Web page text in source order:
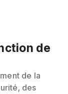
de
de la
des